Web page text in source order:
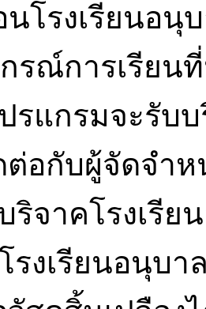
โรงเรียนอนุ
รณ์การเรียน
รแกรมจะรับ
อกับผู้จัดจำ
ริจาคโรงเรี
รงเรียนอนุบ